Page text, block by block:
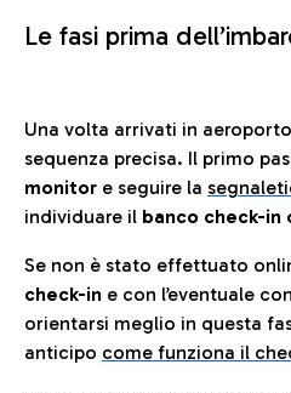
Le fasi prima
Una volta arrivati in
sequenza precisa. Il primo
monitor e seguire la
individuare il banco check-
Se non è stato effettuato
check-in e con l’eventuale
orientarsi meglio in questa
anticipo come funziona il